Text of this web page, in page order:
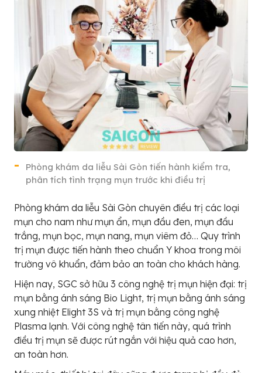
Phòng khám da liễu Sài Gòn tiến hành kiểm tra,
phân tích tình trạng mụn trước khi điều trị
Phòng khám da liễu Sài Gòn chuyên điều trị các loại
mụn cho nam như mụn ẩn, mụn đầu đen, mụn đầu
trắng, mụn bọc, mụn nang, mụn viêm đỏ… Quy trình
trị mụn được tiến hành theo chuẩn Y khoa trong môi
trường vô khuẩn, đảm bảo an toàn cho khách hàng.
Hiện nay, SGC sở hữu 3 công nghệ trị mụn hiện đại: trị
mụn bằng ánh sáng Bio Light, trị mụn bằng ánh sáng
xung nhiệt Elight 3S và trị mụn bằng công nghệ
Plasma lạnh. Với công nghệ tân tiến này, quá trình
điều trị mụn sẽ được rút ngắn với hiệu quả cao hơn,
an toàn hơn.